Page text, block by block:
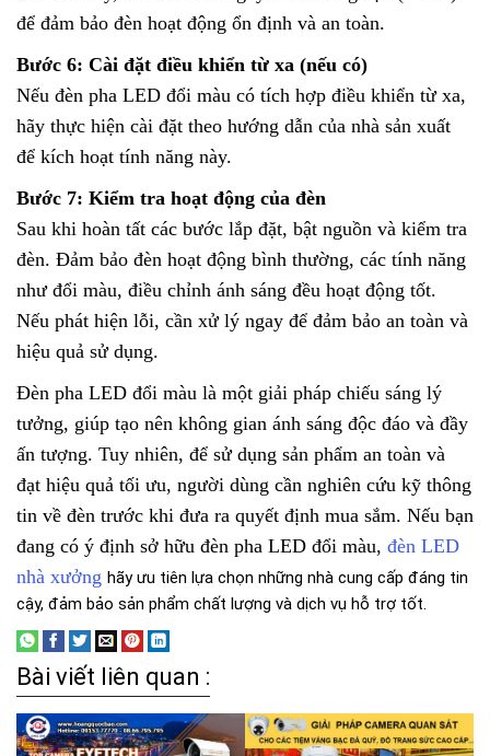
để đảm bảo đèn hoạt động ổn định và an toàn.
Bước 6: Cài đặt điều khiển từ xa (nếu có)
Nếu đèn pha LED đổi màu có tích hợp điều khiển từ xa,
hãy thực hiện cài đặt theo hướng dẫn của nhà sản xuất
để kích hoạt tính năng này.
Bước 7: Kiểm tra hoạt động của đèn
Sau khi hoàn tất các bước lắp đặt, bật nguồn và kiểm tra
đèn. Đảm bảo đèn hoạt động bình thường, các tính năng
như đổi màu, điều chỉnh ánh sáng đều hoạt động tốt.
Nếu phát hiện lỗi, cần xử lý ngay để đảm bảo an toàn và
hiệu quả sử dụng.
Đèn pha LED đổi màu là một giải pháp chiếu sáng lý
tưởng, giúp tạo nên không gian ánh sáng độc đáo và đầy
ấn tượng. Tuy nhiên, để sử dụng sản phẩm an toàn và
đạt hiệu quả tối ưu, người dùng cần nghiên cứu kỹ thông
tin về đèn trước khi đưa ra quyết định mua sắm. Nếu bạn
đang có ý định sở hữu đèn pha LED đổi màu, đèn LED
nhà xưởng hãy ưu tiên lựa chọn những nhà cung cấp đáng tin
cậy, đảm bảo sản phẩm chất lượng và dịch vụ hỗ trợ tốt.
Bài viết liên quan :